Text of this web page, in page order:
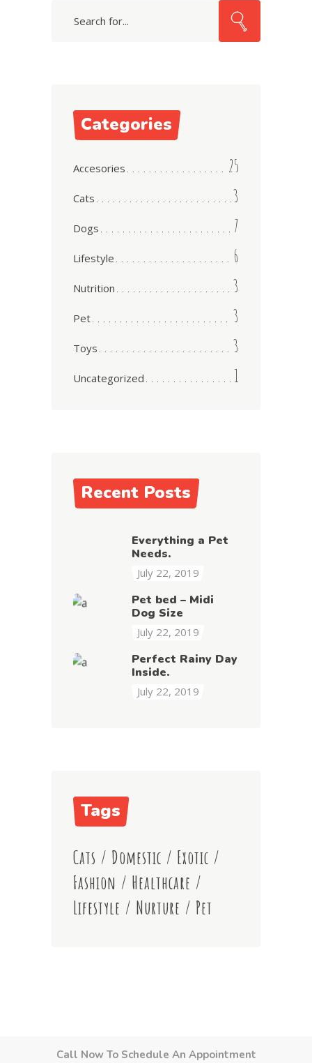
Categories
Accesories 25
Cats 3
Dogs 7
Lifestyle 6
Nutrition 3
Pet 3
Toys 3
Uncategorized 1
Recent Posts
Everything a Pet
Needs.
July 22, 2019
Pet bed – Midi
Dog Size
July 22, 2019
Perfect Rainy Day
Inside.
July 22, 2019
Tags
Cats / Domestic / Exotic /
Fashion / Healthcare /
Lifestyle / Nurture / Pet
Call Now To Schedule An Appointment